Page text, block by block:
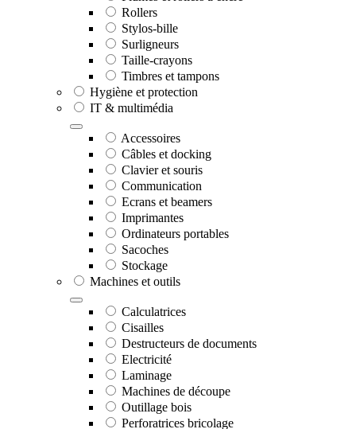
Rollers
Stylos-bille
Surligneurs
Taille-crayons
Timbres et tampons
Hygiène et protection
IT & multimédia
Accessoires
Câbles et docking
Clavier et souris
Communication
Ecrans et beamers
Imprimantes
Ordinateurs portables
Sacoches
Stockage
Machines et outils
Calculatrices
Cisailles
Destructeurs de documents
Electricité
Laminage
Machines de découpe
Outillage bois
Perforatrices bricolage